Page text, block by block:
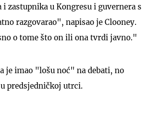
i zastupnika u Kongresu i guvernera s
razgovarao", napisao je Clooney.
o tome što on ili ona tvrdi javno."
je imao "lošu noć" na debati, no
predsjedničkoj utrci.